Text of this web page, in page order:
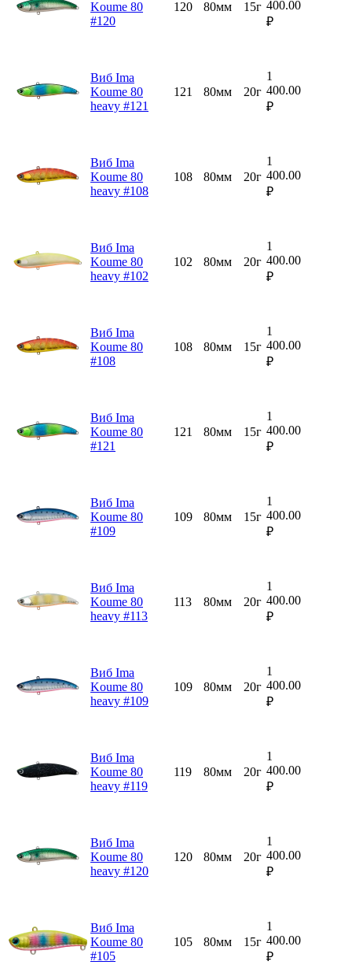
Koume 80
#120
120 80мм 15г 400.00
₽
Виб Ima
Koume 80
heavy #121
121 80мм 20г
1
400.00
₽
Виб Ima
Koume 80
heavy #108
108 80мм 20г
1
400.00
₽
Виб Ima
Koume 80
heavy #102
102 80мм 20г
1
400.00
₽
Виб Ima
Koume 80
#108
108 80мм 15г
1
400.00
₽
Виб Ima
Koume 80
#121
121 80мм 15г
1
400.00
₽
Виб Ima
Koume 80
#109
109 80мм 15г
1
400.00
₽
Виб Ima
Koume 80
heavy #113
113 80мм 20г
1
400.00
₽
Виб Ima
Koume 80
heavy #109
109 80мм 20г
1
400.00
₽
Виб Ima
Koume 80
heavy #119
119 80мм 20г
1
400.00
₽
Виб Ima
Koume 80
heavy #120
120 80мм 20г
1
400.00
₽
Виб Ima
Koume 80
#105
105 80мм 15г
1
400.00
₽